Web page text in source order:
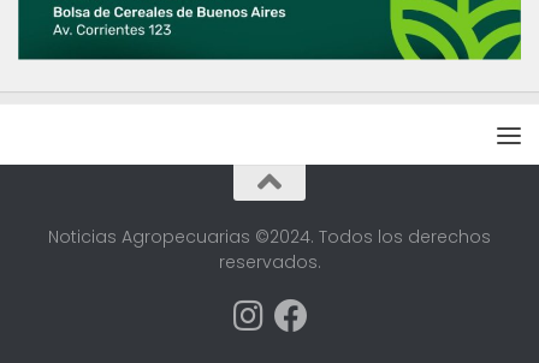
Noticias Agropecuarias ©2024. Todos los derechos
reservados.